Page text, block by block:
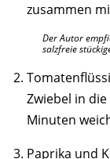
zusammen
Der Autor
salzfreie
Zwiebel in
Minuten
Paprika und